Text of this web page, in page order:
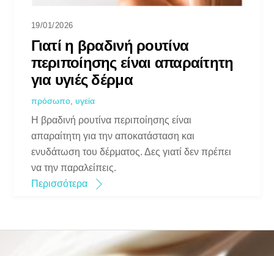
19/01/2026
Γιατί η βραδινή ρουτίνα
περιποίησης είναι απαραίτητη
για υγιές δέρμα
πρόσωπο, υγεία
Η βραδινή ρουτίνα περιποίησης είναι
απαραίτητη για την αποκατάσταση και
ενυδάτωση του δέρματος. Δες γιατί δεν πρέπει
να την παραλείπεις.
Περισσότερα